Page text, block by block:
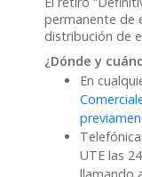
permanente de
distribución de
¿Dónde y
En
UTE las